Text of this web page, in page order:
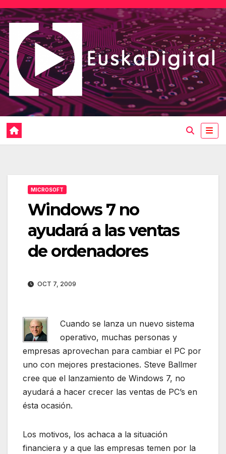
Saltar
al
contenido
MICROSOFT
Windows 7 no
ayudará a las ventas
de ordenadores
OCT 7, 2009
Cuando se lanza un nuevo sistema
operativo, muchas personas y
empresas aprovechan para cambiar el PC por
uno con mejores prestaciones. Steve Ballmer
cree que el lanzamiento de Windows 7, no
ayudará a hacer crecer las ventas de PC’s en
ésta ocasión.
Los motivos, los achaca a la situación
financiera y a que las empresas temen por la